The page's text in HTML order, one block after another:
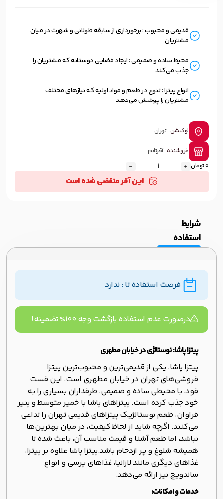
قدیمی و محبوب : برخورداری از سابقه طولانی و شهرت در میان
مشتریان
محیط ساده و صمیمی : ایجاد فضایی دوستانه که مشتریان را
جذب می‌کند
انواع پیتزا : تنوع در طعم و مواد اولیه که نیازهای مختلف
مشتریان را پوشش می‌دهد
لوکیشن :تهران
فروشنده :آفرتایم
0 تومان
این آفر منقضی شده است
شرایط
استفاده
فرصت استفاده تا : ندارد
درصورت عدم استفاده بازگشت وجه ۱۰۰% تضمینه!
پیتزا پاشا: نوستالژی در خیابان مطهری
پیتزا پاشا، یکی از قدیمی‌ترین و محبوب‌ترین پیتزا
فروشی‌های تهران در خیابان مطهری است. این فست
فود، با محیطی ساده و صمیمی، طرفداران بسیاری را به
خود جذب کرده است. پیتزاهای پاشا با خمیر متوسط و پنیر
فراوان، طعم نوستالژیک پیتزاهای قدیمی تهران را تداعی
می‌کنند. اگرچه شاید از لحاظ کیفیت، در میان بهترین‌ها
نباشد، اما طعم آشنا و قیمت مناسب آن، باعث شده تا
همیشه شلوغ و پر ازدحام باشد.پیتزا پاشا علاوه بر پیتزا،
غذاهای دیگری مانند لازانیا، غذاهای پرسی و انواع
ساندویچ نیز ارائه می‌دهد.
خدمات و امکانات: